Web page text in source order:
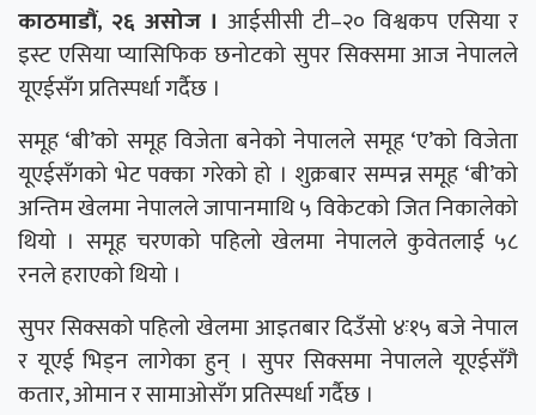
काठमाडौं, २६ असोज । आईसीसी टी–२० विश्वकप एसिया र
इस्ट एसिया प्यासिफिक छनोटको सुपर सिक्समा आज नेपालले
यूएईसँग प्रतिस्पर्धा गर्दैछ ।
समूह ‘बी’को समूह विजेता बनेको नेपालले समूह ‘ए’को विजेता
यूएईसँगको भेट पक्का गरेको हो । शुक्रबार सम्पन्न समूह ‘बी’को
अन्तिम खेलमा नेपालले जापानमाथि ५ विकेटको जित निकालेको
थियो । समूह चरणको पहिलो खेलमा नेपालले कुवेतलाई ५८
रनले हराएको थियो ।
सुपर सिक्सको पहिलो खेलमा आइतबार दिउँसो ४ः१५ बजे नेपाल
र यूएई भिड्न लागेका हुन् । सुपर सिक्समा नेपालले यूएईसँगै
कतार, ओमान र सामाओसँग प्रतिस्पर्धा गर्दैछ ।